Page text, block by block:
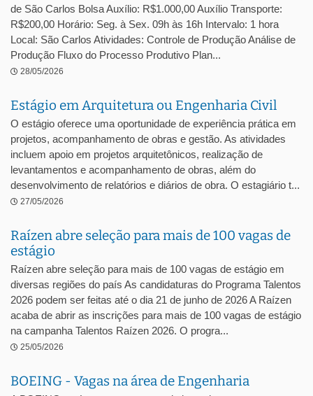
de São Carlos Bolsa Auxílio: R$1.000,00 Auxílio Transporte:
R$200,00 Horário: Seg. à Sex. 09h às 16h Intervalo: 1 hora
Local: São Carlos Atividades: Controle de Produção Análise de
Produção Fluxo do Processo Produtivo Plan...
28/05/2026
Estágio em Arquitetura ou Engenharia Civil
O estágio oferece uma oportunidade de experiência prática em
projetos, acompanhamento de obras e gestão. As atividades
incluem apoio em projetos arquitetônicos, realização de
levantamentos e acompanhamento de obras, além do
desenvolvimento de relatórios e diários de obra. O estagiário t...
27/05/2026
Raízen abre seleção para mais de 100 vagas de
estágio
Raízen abre seleção para mais de 100 vagas de estágio em
diversas regiões do país As candidaturas do Programa Talentos
2026 podem ser feitas até o dia 21 de junho de 2026 A Raízen
acaba de abrir as inscrições para mais de 100 vagas de estágio
na campanha Talentos Raízen 2026. O progra...
25/05/2026
BOEING - Vagas na área de Engenharia